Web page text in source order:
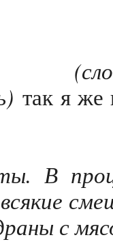
так я же
В
с